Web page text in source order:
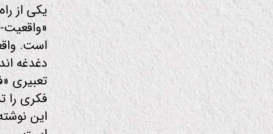
یکی از
است.
دغدغه
تعبیری
فکری را
این